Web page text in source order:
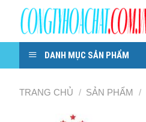
Skip
content
DANH MỤC SẢN PHẨM
TRANG CHỦ / SẢN PHẨM /